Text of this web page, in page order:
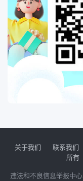
关于我们 联系我们
所有
违法和不良信息举报中心